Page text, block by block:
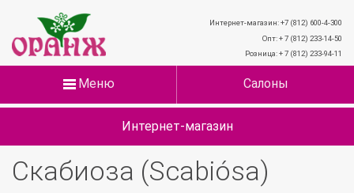
Интернет-магазин: +7 (812) 600-4-300
Опт: + 7 (812) 233-14-50
Розница: + 7 (812) 233-94-11
Меню Салоны
Интернет-магазин
Скабиоза (Scabiósa)